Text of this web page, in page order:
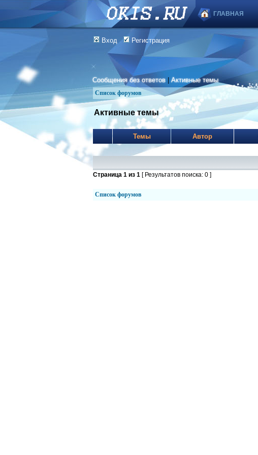
ГЛАВНАЯ
Вход Регистрация
Сообщения без ответов |Активные темы
Список форумов
Активные темы
Темы Автор
Страница 1 из 1 [ Результатов поиска: 0 ]
Список форумов